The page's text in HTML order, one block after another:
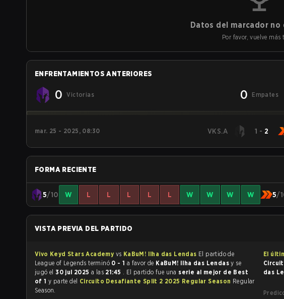
Datos del marcador no
Por favor, vuelve más
ENFRENTAMIENTOS ANTERIORES
0 Victorias 0 Empates
mar. 25 - 2025, 08:30 VKS.A 1 - 2
FORMA RECIENTE
5/10 W L L L L L W W W W 5/
VISTA PREVIA DEL PARTIDO
Vivo Keyd Stars Academy vs KaBuM! Ilha das Lendas El partido de
League of Legends terminó 0 - 1 a favor de KaBuM! Ilha das Lendasy se
jugó el30 jul 2025 a las 21:45 . El partido fue una serie al mejor de Best
of 1 y parte del Circuito Desafiante Split 2 2025 Regular Season Regular
Season.
El
das